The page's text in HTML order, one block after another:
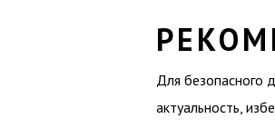
Для безопасного
актуальность,